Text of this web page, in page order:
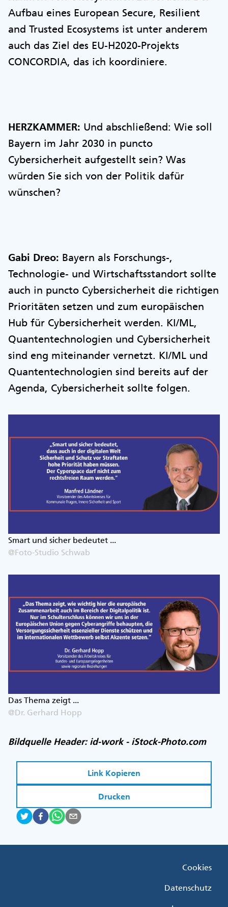
Aufbau eines European Secure, Resilient
and Trusted Ecosystems ist unter anderem
auch das Ziel des EU-H2020-Projekts
CONCORDIA, das ich koordiniere.
HERZKAMMER: Und abschließend: Wie soll
Bayern im Jahr 2030 in puncto
Cybersicherheit aufgestellt sein? Was
würden Sie sich von der Politik dafür
wünschen?
Gabi Dreo: Bayern als Forschungs-,
Technologie- und Wirtschaftsstandort sollte
auch in puncto Cybersicherheit die richtigen
Prioritäten setzen und zum europäischen
Hub für Cybersicherheit werden. KI/ML,
Quantentechnologien und Cybersicherheit
sind eng miteinander vernetzt. KI/ML und
Quantentechnologien sind bereits auf der
Agenda, Cybersicherheit sollte folgen.
Smart und sicher bedeutet ...
@Foto-Studio Schwab
Das Thema zeigt ...
@Dr. Gerhard Hopp
Bildquelle Header: id-work - iStock-Photo.com
Link Kopieren
Drucken
Cookies
Datenschutz